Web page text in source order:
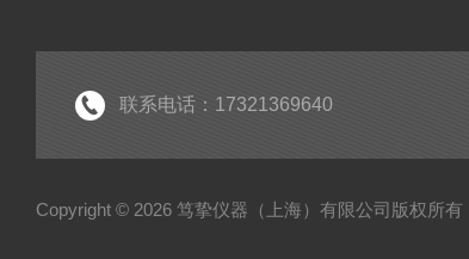
联系电话：17321369640
Copyright © 2026 笃挚仪器（上海）有限公司版权所有